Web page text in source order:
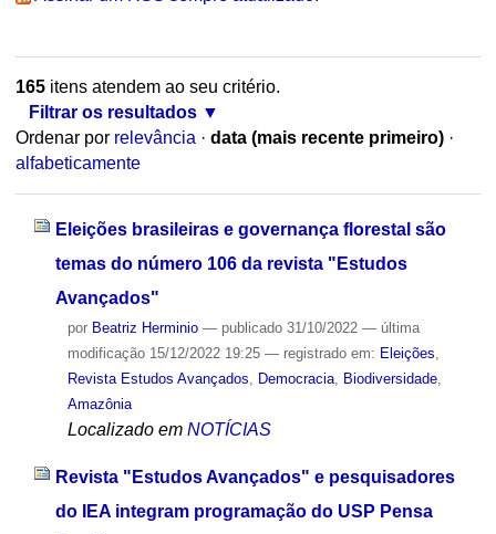
165itens atendem ao seu critério.
Filtrar os resultados
Ordenar por relevância · data (mais recente primeiro) ·
alfabeticamente
Eleições brasileiras e governança florestal são
temas do número 106 da revista "Estudos
Avançados"
por Beatriz Herminio — publicado31/10/2022 — última
modificação15/12/2022 19:25 — registrado em: Eleições
Revista Estudos Avançados
Democracia, Biodiversidade,
Amazônia
Localizado em NOTÍCIAS
Revista "Estudos Avançados" e pesquisadores
do IEA integram programação do USP Pensa